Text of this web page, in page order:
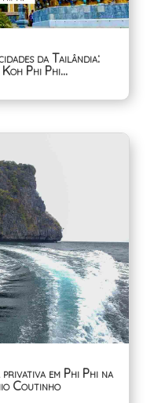
da Tailândia:
Phi Phi…
em Phi Phi na
Coutinho